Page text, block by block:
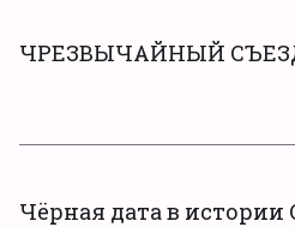
ЧРЕЗВЫЧАЙНЫЙ
Чёрная дата в